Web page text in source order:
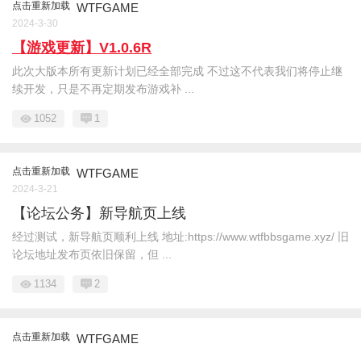
点击重新加载 WTFGAME
2024-3-30
【游戏更新】V1.0.6R
此次大版本所有更新计划已经全部完成 不过这不代表我们将停止继
续开发，只是不再定期发布游戏补 ...
1052 1
点击重新加载 WTFGAME
2024-3-21
【论坛公务】新导航页上线
经过测试，新导航页顺利上线 地址:https://www.wtfbbsgame.xyz/ 旧
论坛地址发布页依旧保留，但 ...
1134 2
点击重新加载 WTFGAME